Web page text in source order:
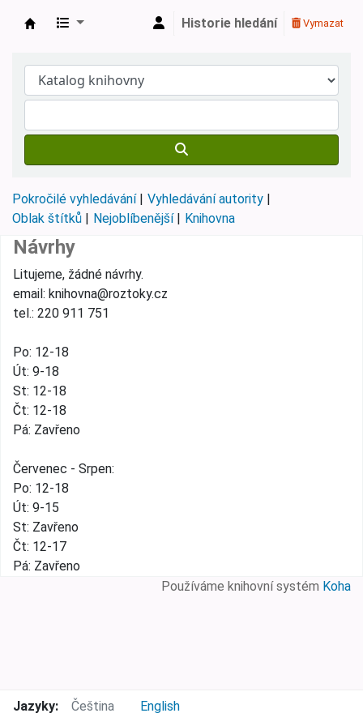
Historie hledání Vymazat
Pokročilé vyhledávání
Vyhledávání autority
Oblak štítků
Nejoblíbenější Knihovna
email: knihovna@roztoky.cz
tel.: 220 911 751
Po: 12-18
Út: 9-18
St: 12-18
Čt: 12-18
Pá: Zavřeno
Červenec - Srpen:
Po: 12-18
Út: 9-15
St: Zavřeno
Čt: 12-17
Pá: Zavřeno
Návrhy
Litujeme, žádné návrhy.
Používáme knihovní systém Koha
Jazyky: Čeština English